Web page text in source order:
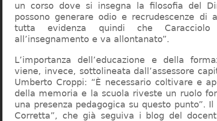
un corso dove si insegna la filosofia del
possono generare odio e recrudescenze di
tutta evidenza quindi che
all’insegnamento e va allontanato”.
L’importanza dell’educazione e della
viene, invece, sottolineata dall’assessore
Umberto Croppi: “È necessario coltivare e
della memoria e la scuola riveste un ruolo
una presenza pedagogica su questo punto”.
Corretta”, che già seguiva i blog del